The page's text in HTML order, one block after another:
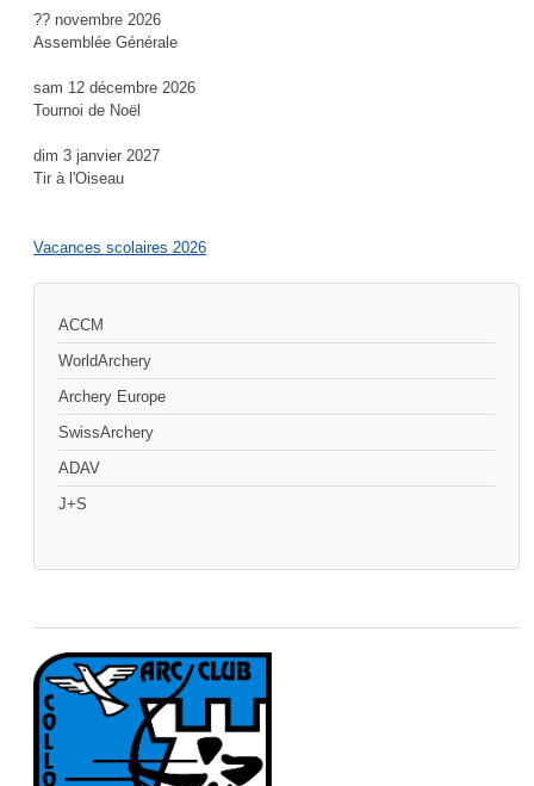
?? novembre 2026
Assemblée Générale
sam 12 décembre 2026
Tournoi de Noël
dim 3 janvier 2027
Tir à l'Oiseau
Vacances scolaires 2026
ACCM
WorldArchery
Archery Europe
SwissArchery
ADAV
J+S